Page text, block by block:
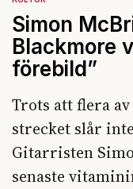
Simon
Blackmore
förebild”
Trots att flera
strecket slår
Gitarristen
senaste